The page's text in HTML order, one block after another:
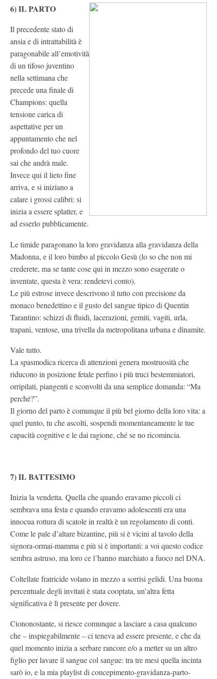
6) IL PARTO
Il precedente stato di
ansia e di intrattabilità è
paragonabile all’emotività
di un tifoso juventino
nella settimana che
precede una finale di
Champions: quella
tensione carica di
aspettative per un
appuntamento che nel
profondo del tuo cuore
sai che andrà male.
Invece qui il lieto fine
arriva, e si iniziano a
calare i grossi calibri: si
inizia a essere splatter, e
ad esserlo pubblicamente.
Le timide paragonano la loro gravidanza alla gravidanza della
Madonna, e il loro bimbo al piccolo Gesù (lo so che non mi
crederete, ma se tante cose qui in mezzo sono esagerate o
inventate, questa è vera: rendetevi conto).
Le più estrose invece descrivono il tutto con precisione da
monaco benedettino e il gusto del sangue tipico di Quentin
Tarantino: schizzi di fluidi, lacerazioni, gemiti, vagiti, urla,
trapani, ventose, una trivella da metropolitana urbana e dinamite.
Vale tutto.
La spasmodica ricerca di attenzioni genera mostruosità che
riducono in posizione fetale perfino i più truci bestemmiatori,
orripilati, piangenti e sconvolti da una semplice domanda: “Ma
perché?”.
Il giorno del parto è comunque il più bel giorno della loro vita: a
quel punto, tu che ascolti, sospendi momentaneamente le tue
capacità cognitive e le dai ragione, ché se no ricomincia.
7) IL BATTESIMO
Inizia la vendetta. Quella che quando eravamo piccoli ci
sembrava una festa e quando eravamo adolescenti era una
innocua rottura di scatole in realtà è un regolamento di conti.
Come le pale d’altare bizantine, più si è vicini al tavolo della
signora-ormai-mamma e più si è importanti: a voi questo codice
sembra astruso, ma loro ce l’hanno marchiato a fuoco nel DNA.
Coltellate fratricide volano in mezzo a sorrisi gelidi. Una buona
percentuale degli invitati è stata cooptata, un’altra fetta
significativa è lì presente per dovere.
Ciononostante, si riesce comunque a lasciare a casa qualcuno
che – inspiegabilmente – ci teneva ad essere presente, e che da
quel momento inizia a serbare rancore e/o a metter su un altro
figlio per lavare il sangue col sangue: tra tre mesi quella incinta
sarò io, e la mia playlist di concepimento-gravidanza-parto-